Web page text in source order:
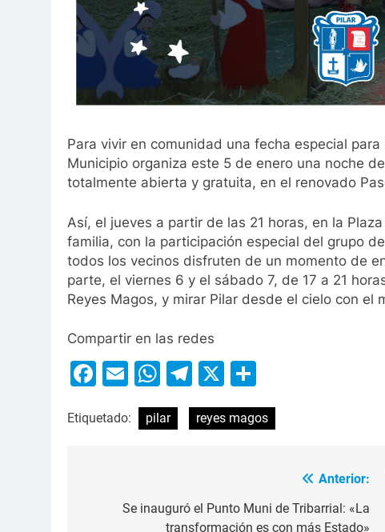
Para vivir en comunidad una fecha especial
Municipio organiza este 5 de enero una noche
totalmente abierta y gratuita, en el renovado
Así, el jueves a partir de las 21 horas, en la
familia, con la participación especial del grupo
todos los vecinos disfruten de un momento de
parte, el viernes 6 y el sábado 7, de 17 a 21
Reyes Magos, y mirar Pilar desde el cielo con el
Compartir en las redes
Facebook
EmailWhatsApp
Telegram
X
Etiquetado: pilar reyes magos
Anterior:
Se inauguró el Punto Muni de Tribarrial: «La
transformación es con más Estado»